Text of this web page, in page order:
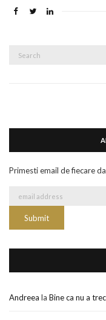
Primesti email de fiecare
Andreea la Bine ca nu a